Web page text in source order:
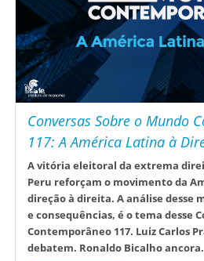
Conversas Sobre o Mundo
117: A América Latina à
A vitória eleitoral da extrema
Peru reforçam o movimento da
direção à direita. A análise desse
e consequências, é o tema desse
Contemporâneo 117. Luiz Carlos
debatem. Ronaldo Bicalho ancora.